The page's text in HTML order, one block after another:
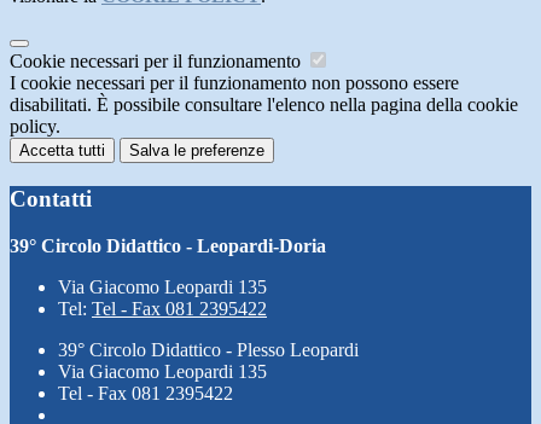
Cookie necessari per il funzionamento
I cookie necessari per il funzionamento non possono essere
disabilitati. È possibile consultare l'elenco nella pagina della cookie
policy.
Accetta tutti Salva le preferenze
Contatti
39° Circolo Didattico - Leopardi-Doria
Via Giacomo Leopardi 135
Tel: Tel - Fax 081 2395422
39° Circolo Didattico - Plesso Leopardi
Via Giacomo Leopardi 135
Tel - Fax 081 2395422